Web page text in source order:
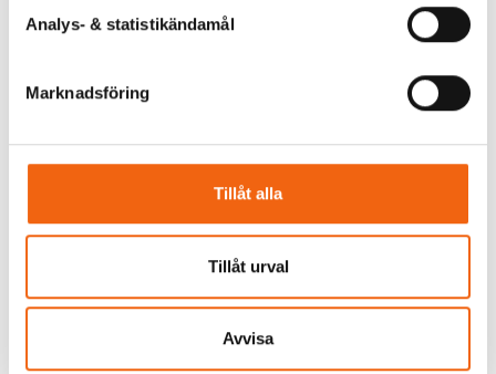
Analys- & statistikändamål
Marknadsföring
Tillåt alla
Tillåt urval
Avvisa